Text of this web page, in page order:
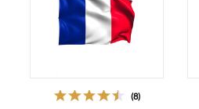
(8)